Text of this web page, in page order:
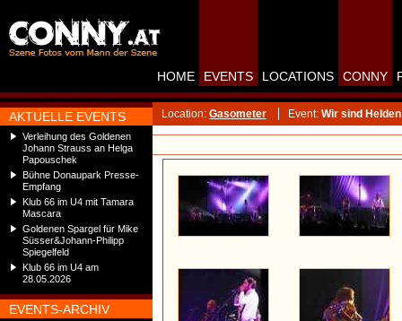
AKTUELLE EVENTS
Verleihung des Goldenen
Johann Strauss an Helga
Papouschek
Bühne Donaupark Presse-
Empfang
Klub 66 im U4 mit Tamara
Mascara
Goldenen Spargel für Mike
Süsser&Johann-Philipp
Spiegelfeld
Klub 66 im U4 am
28.05.2026
EVENTS-ARCHIV
HOME EVENTS LOCATIONS CONNY
Location: Gasometer Event: Wir sind